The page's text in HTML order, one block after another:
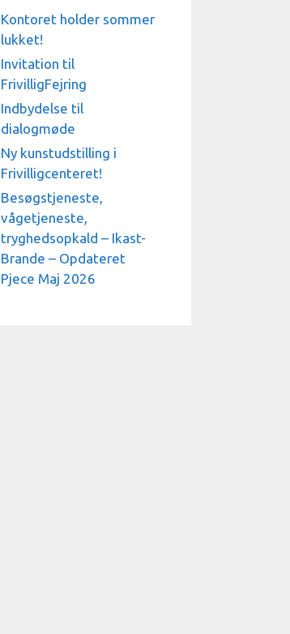
Kontoret holder sommer
lukket!
Invitation til
FrivilligFejring
Indbydelse til
dialogmøde
Ny kunstudstilling i
Frivilligcenteret!
Besøgstjeneste,
vågetjeneste,
tryghedsopkald – Ikast-
Brande – Opdateret
Pjece Maj 2026